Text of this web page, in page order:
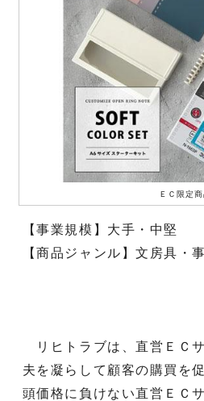
ＥＣ限定商
【事業規模】大手・中堅
【商品ジャンル】文房具・
リヒトラブは、直営ＥＣ
夫を凝らして顧客の購買を
頭価格に負けない直営ＥＣ